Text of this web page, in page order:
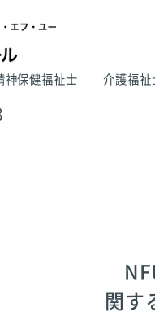
神保健福祉士 介護福祉
関す